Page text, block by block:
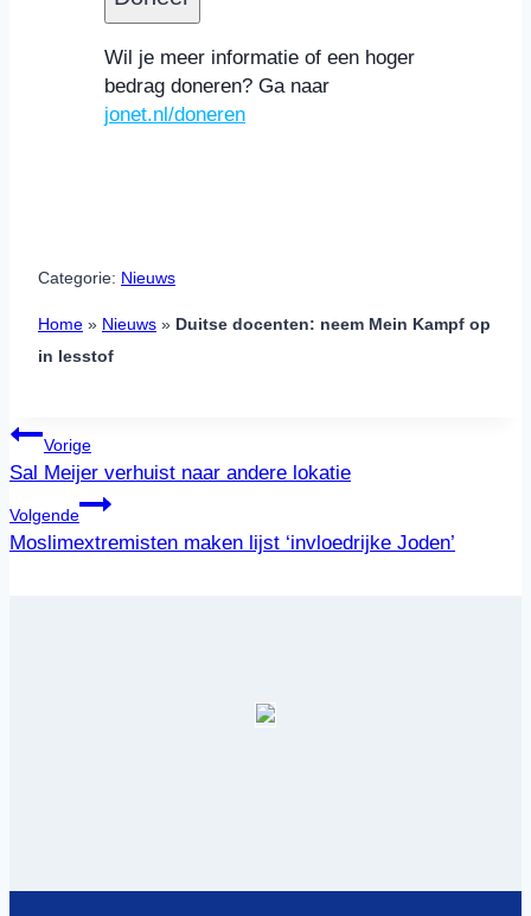
Discover,
MasterCard,
Visa,
Maestro
Wil je meer informatie of een hoger
bedrag doneren? Ga naar
jonet.nl/doneren
Categorie: Nieuws
Home » Nieuws » Duitse docenten: neem Mein Kampf op
in lesstof
Bericht
navigatie
Vorige
Sal Meijer verhuist naar andere lokatie
Volgende
Moslimextremisten maken lijst ‘invloedrijke Joden’